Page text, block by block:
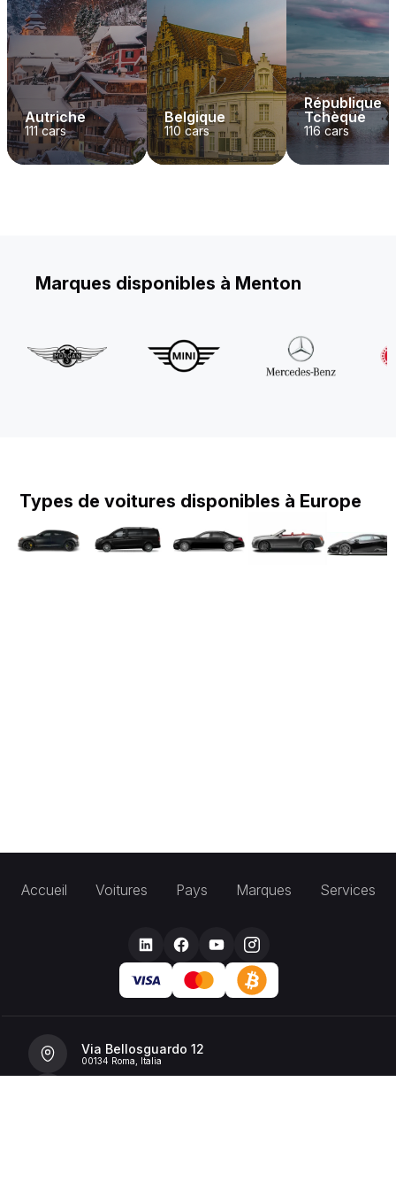
Autriche
111cars
Belgique
110 cars
République
Tchèque
116cars
Marques disponibles à Menton
Types de voitures disponibles à Europe
Accueil Voitures Pays Marques Services
Via Bellosguardo 12
00134 Roma, Italia